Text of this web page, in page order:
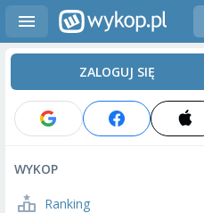
ZALOGUJ SIĘ
WYKOP
Ranking